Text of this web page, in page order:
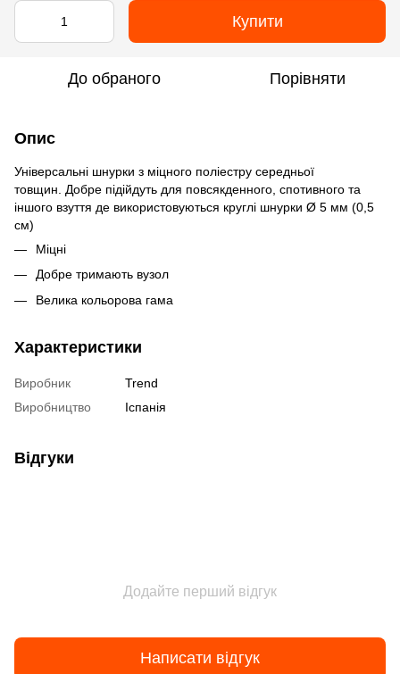
Купити
До обраного Порівняти
Опис
Універсальні шнурки з міцного поліестру середньої
товщин. Добре підійдуть для повсякденного, спотивного та
іншого взуття де використовуються круглі шнурки Ø 5 мм (0,5
см)
Міцні
Добре тримають вузол
Велика кольорова гама
Характеристики
Виробник
Trend
Виробництво
Іспанія
Відгуки
Додайте перший відгук
Написати відгук